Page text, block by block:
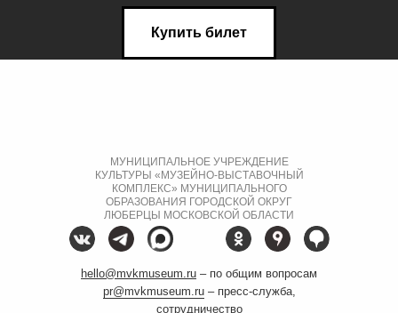
Купить билет
МУНИЦИПАЛЬНОЕ УЧРЕЖДЕНИЕ
КУЛЬТУРЫ «МУЗЕЙНО-ВЫСТАВОЧНЫЙ
КОМПЛЕКС» МУНИЦИПАЛЬНОГО
ОБРАЗОВАНИЯ ГОРОДСКОЙ ОКРУГ
ЛЮБЕРЦЫ МОСКОВСКОЙ ОБЛАСТИ
hello@mvkmuseum.ru – по общим вопросам
pr@mvkmuseum.ru– пресс-служба,
сотрудничество